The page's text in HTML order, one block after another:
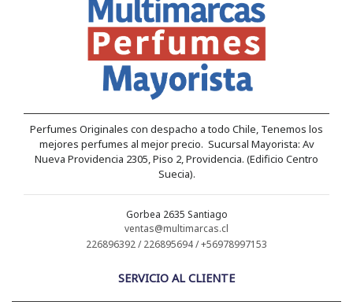
Perfumes Originales con despacho a todo Chile, Tenemos los
mejores perfumes al mejor precio. Sucursal Mayorista: Av
Nueva Providencia 2305, Piso 2, Providencia. (Edificio Centro
Suecia).
Gorbea 2635 Santiago
ventas@multimarcas.cl
226896392 / 226895694 / +56978997153
SERVICIO AL CLIENTE